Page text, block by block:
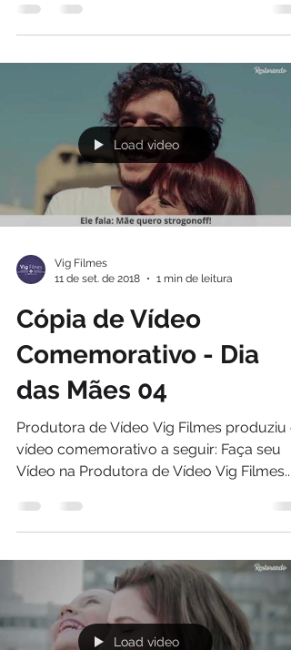
Load video
Vig Filmes
11 de set. de 2018
1 min de leitura
Cópia de Vídeo
Comemorativo - Dia
das Mães 04
Produtora de Vídeo Vig Filmes produziu o
vídeo comemorativo a seguir: Faça seu
Vídeo na Produtora de Vídeo Vig Filmes....
Load video